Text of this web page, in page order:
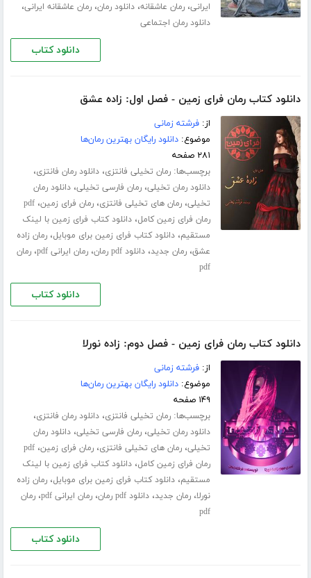
ایرانی،رمان عاشقانه،دانلود رمان،رمان عاشقانه ایرانی،
دانلود رمان اجتماعی
دانلود کتاب
دانلود کتاب رمان فرای زمین - فصل اول: زاده عشق
از:فرشته زمانی
موضوع:دانلود رایگان بهترین رمان‌ها
۲۸۱ صفحه
برچسب‌ها:رمان تخیلی فانتزی،دانلود رمان فانتزی،
دانلود رمان تخیلی،رمان فارسی تخیلی،دانلود رمان
تخیلی،رمان های تخیلی فانتزی،رمان فرای زمین،pdf
رمان فرای زمین کامل،دانلود کتاب فرای زمین با لینک
مستقیم،دانلود کتاب فرای زمین برای موبایل،رمان زاده
عشق،رمان جدید،دانلود pdf رمان ،رمان ایرانی pdf ،رمان
pdf
دانلود کتاب
دانلود کتاب رمان فرای زمین - فصل دوم: زاده نورلا
از:فرشته زمانی
موضوع:دانلود رایگان بهترین رمان‌ها
۱۴۹ صفحه
برچسب‌ها:رمان تخیلی فانتزی،دانلود رمان فانتزی،
دانلود رمان تخیلی،رمان فارسی تخیلی،دانلود رمان
تخیلی،رمان های تخیلی فانتزی،رمان فرای زمین،pdf
رمان فرای زمین کامل،دانلود کتاب فرای زمین با لینک
مستقیم،دانلود کتاب فرای زمین برای موبایل،رمان زاده
نورلا،رمان جدید،دانلود pdf رمان ،رمان ایرانی pdf ،رمان
pdf
دانلود کتاب